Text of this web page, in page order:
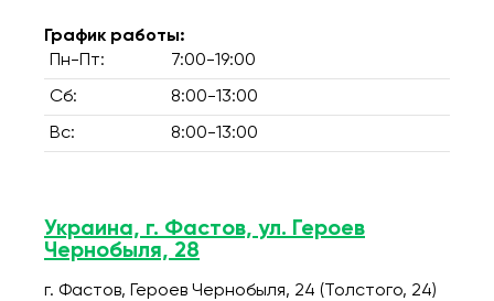
График работы:
Пн-Пт:
7:00-19:00
Сб: 8:00-13:00
Вс: 8:00-13:00
Украина, г. Фастов, ул. Героев
Чернобыля, 28
г. Фастов, Героев Чернобыля, 24 (Толстого, 24)